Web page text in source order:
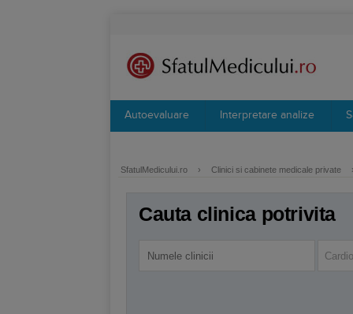
Autoevaluare Interpretare analize
SfatulMedicului.ro › Clinici si cabinete medicale private
Cauta clinica potrivita